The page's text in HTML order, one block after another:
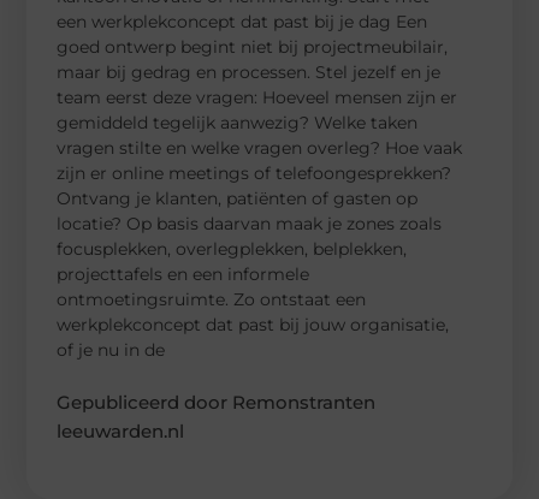
een werkplekconcept dat past bij je dag Een
goed ontwerp begint niet bij projectmeubilair,
maar bij gedrag en processen. Stel jezelf en je
team eerst deze vragen: Hoeveel mensen zijn er
gemiddeld tegelijk aanwezig? Welke taken
vragen stilte en welke vragen overleg? Hoe vaak
zijn er online meetings of telefoongesprekken?
Ontvang je klanten, patiënten of gasten op
locatie? Op basis daarvan maak je zones zoals
focusplekken, overlegplekken, belplekken,
projecttafels en een informele
ontmoetingsruimte. Zo ontstaat een
werkplekconcept dat past bij jouw organisatie,
of je nu in de
Gepubliceerd door Remonstranten
leeuwarden.nl